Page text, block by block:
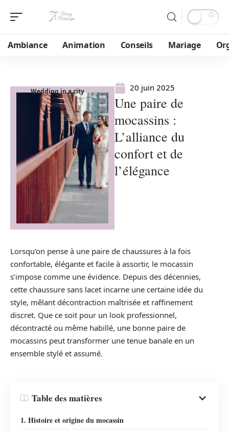
Ambiance Animation Conseils Mariage
Wedding in a city 20 juin 2025
Une paire de
mocassins :
L’alliance du
confort et de
l’élégance
Lorsqu’on pense à une paire de chaussures à la fois
confortable, élégante et facile à assortir, le mocassin
s’impose comme une évidence. Depuis des décennies,
cette chaussure sans lacet incarne une certaine idée du
style, mêlant décontraction maîtrisée et raffinement
discret. Que ce soit pour un look professionnel,
décontracté ou même habillé, une bonne paire de
mocassins peut transformer une tenue banale en un
ensemble stylé et assumé.
Table des matières
1. Histoire et origine du mocassin